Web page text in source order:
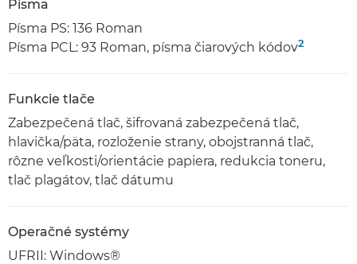
Písma
Písma PS: 136 Roman
Písma PCL: 93 Roman, písma čiarových kódov2
Funkcie tlače
Zabezpečená tlač, šifrovaná zabezpečená tlač,
hlavička/päta, rozloženie strany, obojstranná tlač,
rôzne veľkosti/orientácie papiera, redukcia toneru,
tlač plagátov, tlač dátumu
Operačné systémy
UFRII: Windows®